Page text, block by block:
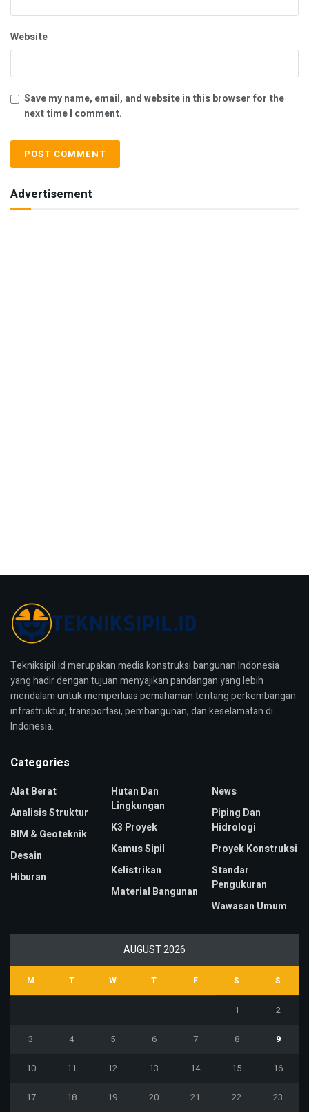
Website
Save my name, email, and website in this browser for the
next time I comment.
Advertisement
Tekniksipil.id merupakan media konstruksi bangunan Indonesia
yang hadir dengan tujuan menyajikan pandangan yang lebih
mendalam untuk memperluas pemahaman tentang perkembangan
infrastruktur, transportasi, pembangunan, dan keselamatan di
Indonesia.
Categories
Alat Berat
Analisis Struktur
BIM & Geoteknik
Desain
Hiburan
Hutan Dan
Lingkungan
K3 Proyek
Kamus Sipil
Kelistrikan
Material Bangunan
News
Piping Dan
Hidrologi
Proyek Konstruksi
Standar
Pengukuran
Wawasan Umum
AUGUST 2026
M T W T F S S
1 2
3 4 5 6 7 8 9
10 11 12 13 14 15 16
17 18 19 20 21 22 23